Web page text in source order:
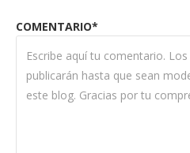
COMENTARIO*